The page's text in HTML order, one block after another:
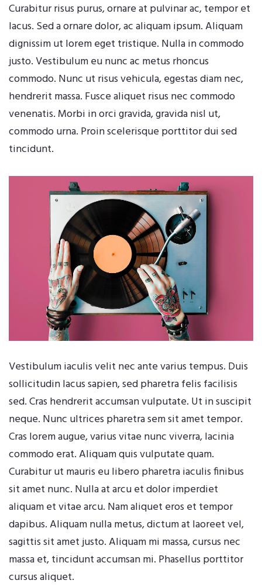
Curabitur risus purus, ornare at pulvinar ac, tempor et
lacus. Sed a ornare dolor, ac aliquam ipsum. Aliquam
dignissim ut lorem eget tristique. Nulla in commodo
justo. Vestibulum eu nunc ac metus rhoncus
commodo. Nunc ut risus vehicula, egestas diam nec,
hendrerit massa. Fusce aliquet risus nec commodo
venenatis. Morbi in orci gravida, gravida nisl ut,
commodo urna. Proin scelerisque porttitor dui sed
tincidunt.
Vestibulum iaculis velit nec ante varius tempus. Duis
sollicitudin lacus sapien, sed pharetra felis facilisis
sed. Cras hendrerit accumsan vulputate. Ut in suscipit
neque. Nunc ultrices pharetra sem sit amet tempor.
Cras lorem augue, varius vitae nunc viverra, lacinia
commodo erat. Aliquam quis vulputate quam.
Curabitur ut mauris eu libero pharetra iaculis finibus
sit amet nunc. Nulla at arcu et dolor imperdiet
aliquam et vitae arcu. Nam aliquet eros et tempor
dapibus. Aliquam nulla metus, dictum at laoreet vel,
sagittis sit amet justo. Aliquam mi massa, cursus nec
massa et, tincidunt accumsan mi. Phasellus porttitor
cursus aliquet.